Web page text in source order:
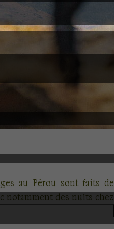
au Pérou sont faits de
notamment des nuits chez